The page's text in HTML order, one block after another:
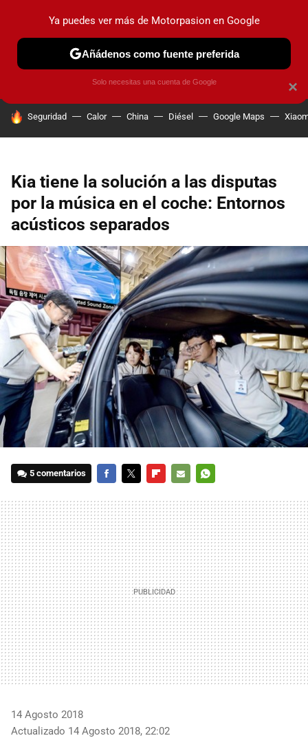
PRUEBAS COCHES ELÉCTRICOS OBSERVATORIO
HOY SE HABLA DE
Seguridad Calor China Diésel Google Maps
Kia tiene la solución a las disputas
por la música en el coche: Entornos
acústicos separados
5 comentarios
MAIL
14 Agosto 2018
Actualizado 14 Agosto 2018, 22:02
×
Ya puedes ver más de Motorpasion en Google
Añádenos como fuente preferida
Solo necesitas una cuenta de Google